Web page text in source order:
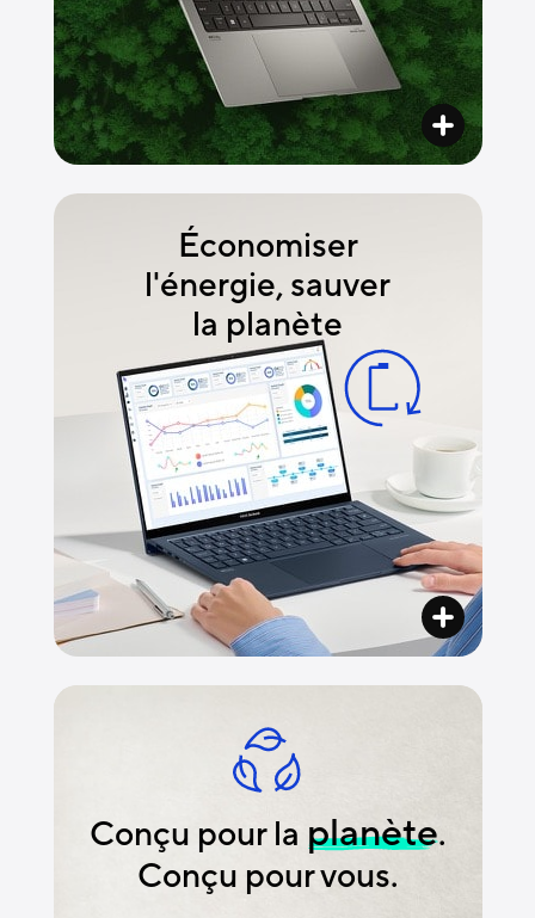
Économiser
l'énergie, sauver
la planète
Conçu pour la planète.
Conçu pour vous.